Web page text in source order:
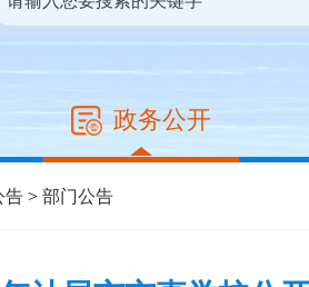
政务公开
告 >部门公告